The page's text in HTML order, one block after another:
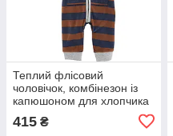
Теплий флісовий
чоловічок, комбінезон із
капюшоном для хлопчика
відомого бренда США, 9
міс! Заміри.
415 ₴